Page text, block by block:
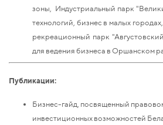
зоны, Индустриальный парк
технологий, бизнес в малых
рекреационный парк
для ведения бизнеса в Оршанском
Публикации:
Бизнес-гайд, посвященный
инвестиционных возможностей